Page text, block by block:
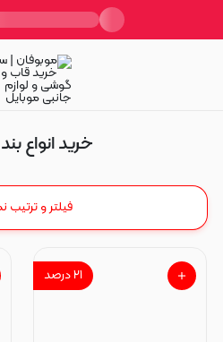
خرید انواع
فیلتر و ترتیب
۲۱درصد